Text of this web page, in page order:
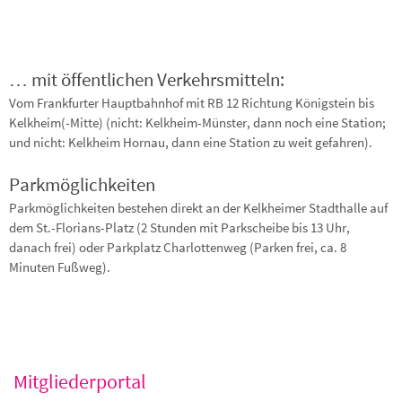
… mit öffentlichen Verkehrsmitteln:
Vom Frankfurter Hauptbahnhof mit RB 12 Richtung Königstein bis
Kelkheim(-Mitte) (nicht: Kelkheim-Münster, dann noch eine Station;
und nicht: Kelkheim Hornau, dann eine Station zu weit gefahren).
Parkmöglichkeiten
Parkmöglichkeiten bestehen direkt an der Kelkheimer Stadthalle auf
dem St.-Florians-Platz (2 Stunden mit Parkscheibe bis 13 Uhr,
danach frei) oder Parkplatz Charlottenweg (Parken frei, ca. 8
Minuten Fußweg).
Mitgliederportal